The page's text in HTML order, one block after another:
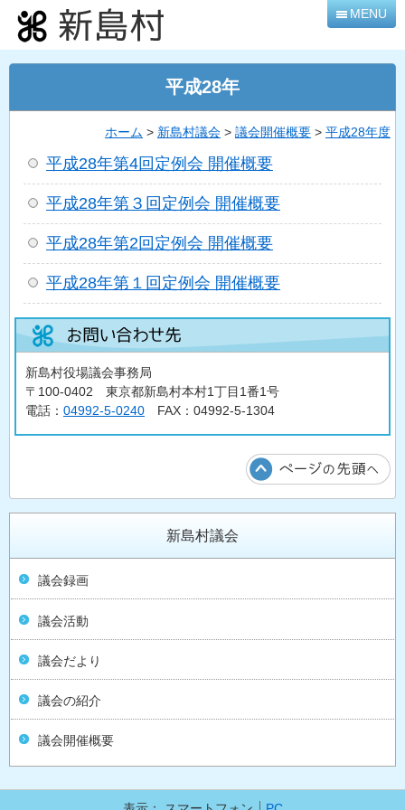
本
文
へ
移
MENU
平成28年
ホーム > 新島村議会 > 議会開催概要 > 平成28年度
平成28年第4回定例会 開催概要
平成28年第３回定例会 開催概要
平成28年第2回定例会 開催概要
平成28年第１回定例会 開催概要
新島村役場議会事務局
〒100-0402 東京都新島村本村1丁目1番1号
電話： 04992-5-0240 FAX：04992-5-1304
新島村議会
議会録画
議会活動
議会だより
議会の紹介
議会開催概要